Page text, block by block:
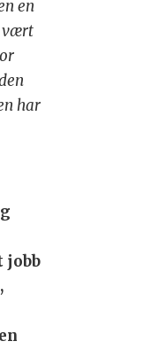
en
vært
har
jobb